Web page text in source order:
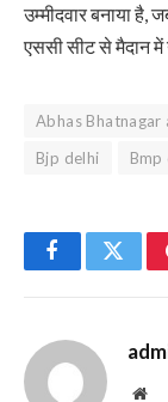
उम्मीदवार बनाया है,
एससी सीट से मैदान में
Abhas Bhatnagar
Bjp delhi
Bmp
Facebook